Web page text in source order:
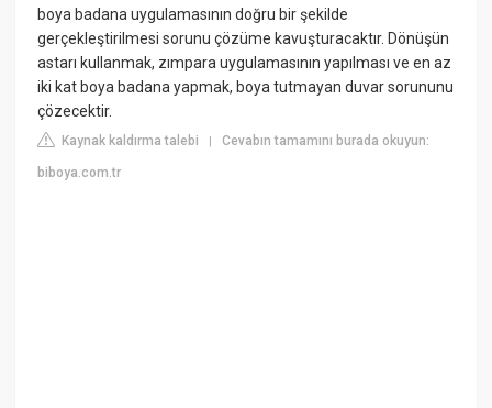
boya badana uygulamasının doğru bir şekilde
gerçekleştirilmesi sorunu çözüme kavuşturacaktır. Dönüşün
astarı kullanmak, zımpara uygulamasının yapılması ve en az
iki kat boya badana yapmak, boya tutmayan duvar sorununu
çözecektir.
Kaynak kaldırma talebi |Cevabın tamamını burada okuyun:
biboya.com.tr